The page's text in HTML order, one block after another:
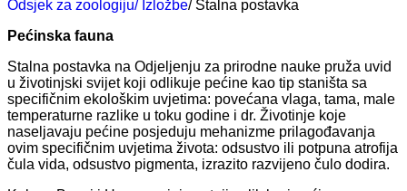
Odsjek za zoologiju/ Izložbe/ Stalna postavka
Pećinska fauna
Stalna postavka na Odjeljenju za prirodne nauke pruža uvid
u životinjski svijet koji odlikuje pećine kao tip staništa sa
specifičnim ekološkim uvjetima: povećana vlaga, tama, male
temperaturne razlike u toku godine i dr. Životinje koje
naseljavaju pećine posjeduju mehanizme prilagođavanja
ovim specifičnim uvjetima života: odsustvo ili potpuna atrofija
čula vida, odsustvo pigmenta, izrazito razvijeno čulo dodira.